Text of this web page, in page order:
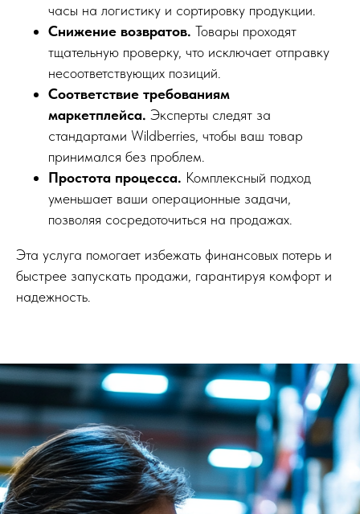
часы на логистику и сортировку продукции.
Снижение возвратов. Товары проходят
тщательную проверку, что исключает отправку
несоответствующих позиций.
Соответствие требованиям
маркетплейса. Эксперты следят за
стандартами Wildberries, чтобы ваш товар
принимался без проблем.
Простота процесса. Комплексный подход
уменьшает ваши операционные задачи,
позволяя сосредоточиться на продажах.
Эта услуга помогает избежать финансовых потерь и
быстрее запускать продажи, гарантируя комфорт и
надежность.